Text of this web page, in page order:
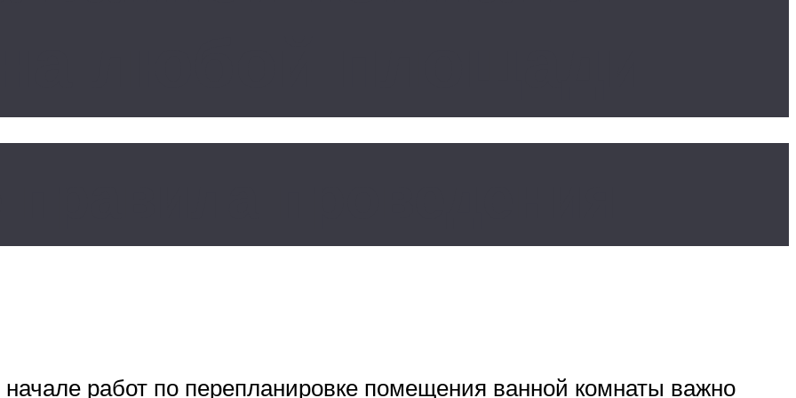
любой площади
проведения
работ по перепланировке помещения ванной комнаты важно